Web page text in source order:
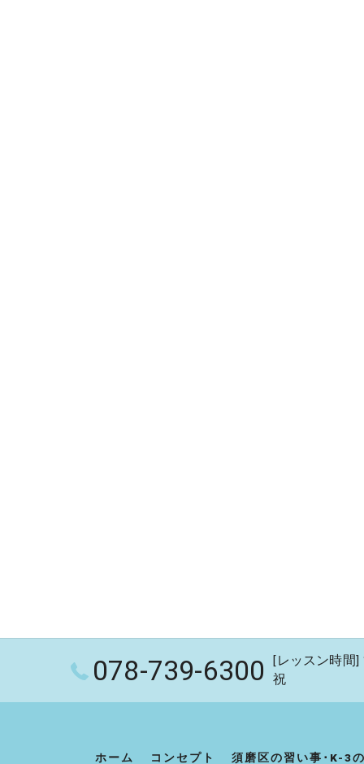
078-739-6300
[レッスン時間
祝
ホーム コンセプト 須磨区の習い事･K-3